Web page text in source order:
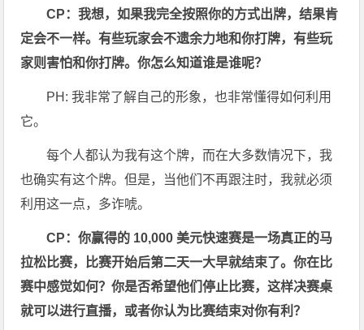
CP：我想，如果我完全按照你的方式出牌，结果肯
定会不一样。有些玩家会不遗余力地和你打牌，有些玩
家则害怕和你打牌。你怎么知道谁是谁呢？
PH: 我非常了解自己的形象，也非常懂得如何利用
它。
每个人都认为我有这个牌，而在大多数情况下，我
也确实有这个牌。但是，当他们不再跟注时，我就必须
利用这一点，多诈唬。
CP：你赢得的 10,000 美元快速赛是一场真正的马
拉松比赛，比赛开始后第二天一大早就结束了。你在比
赛中感觉如何？你是否希望他们停止比赛，这样决赛桌
就可以进行直播，或者你认为比赛结束对你有利？